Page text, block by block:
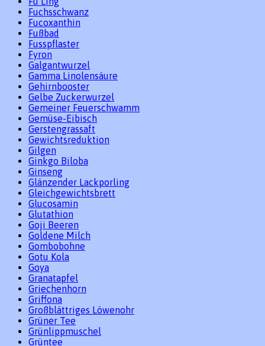
Fuchsschwanz
Fucoxanthin
Fußbad
Fusspflaster
Fyron
Galgantwurzel
Gamma Linolensäure
Gehirnbooster
Gelbe Zuckerwurzel
Gemeiner Feuerschwamm
Gemüse-Eibisch
Gerstengrassaft
Gewichtsreduktion
Gilgen
Ginkgo Biloba
Ginseng
Glänzender Lackporling
Gleichgewichtsbrett
Glucosamin
Glutathion
Goji Beeren
Goldene Milch
Gombobohne
Gotu Kola
Goya
Granatapfel
Griechenhorn
Griffona
Großblättriges Löwenohr
Grüner Tee
Grünlippmuschel
Grüntee